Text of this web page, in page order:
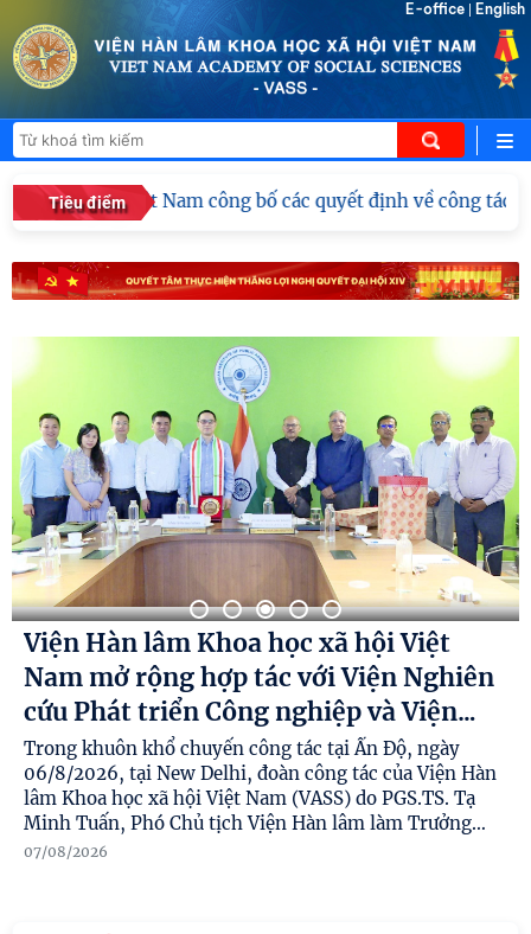
E-office English
Tiêu điểm
xã hội Việt Nam công bố các quyết định về công tác
Viện Hàn lâm Khoa học xã hội Việt
Nam mở rộng hợp tác với Viện Nghiên
cứu Phát triển Công nghiệp và Viện…
Trong khuôn khổ chuyến công tác tại Ấn Độ, ngày
06/8/2026, tại New Delhi, đoàn công tác của Viện Hàn
lâm Khoa học xã hội Việt Nam (VASS) do PGS.TS. Tạ
Minh Tuấn, Phó Chủ tịch Viện Hàn lâm làm Trưởng…
07/08/2026